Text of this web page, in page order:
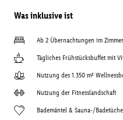
Was inklusive ist
Ab 2 Übernachtungen im
Tägliches Frühstücksbuffet mit
Nutzung des 1.350 m²
Nutzung der Fitnesslandschaft
Bademäntel & Sauna-/